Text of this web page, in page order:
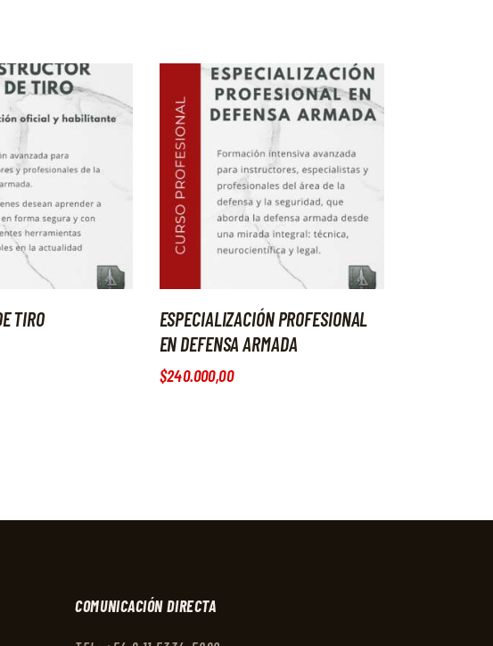
TIRO
ESPECIALIZACIÓN PROFESIONAL
EN DEFENSA ARMADA
$240.000,00
COMUNICACIÓN DIRECTA